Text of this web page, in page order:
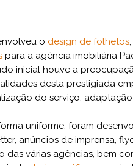
o design de folhetos,
para a agência imobiliária
inicial houve a
desta prestigiada
do serviço,
uniforme, foram
anúncios de imprensa,
das várias agências, bem